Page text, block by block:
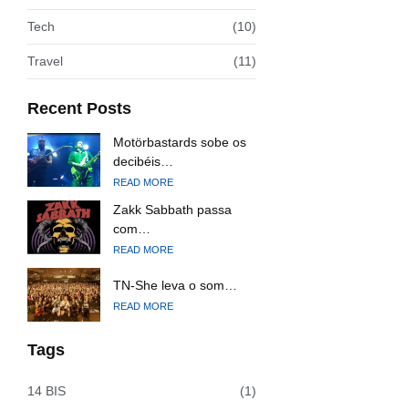
Tech (10)
Travel (11)
Recent Posts
Motörbastards sobe os
decibéis…
READ MORE
Zakk Sabbath passa
com…
READ MORE
TN-She leva o som…
READ MORE
Tags
14 BIS (1)